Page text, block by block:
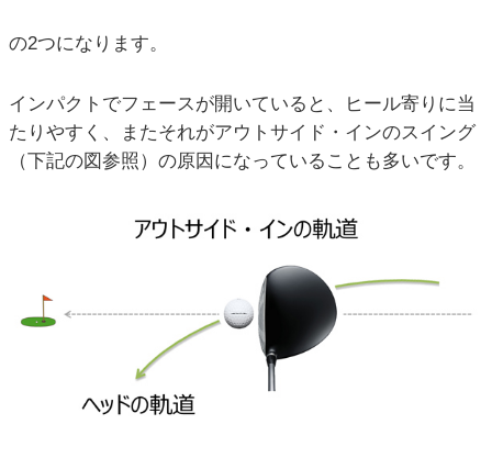
の2つになります。
インパクトでフェースが開いていると、ヒール寄りに当
たりやすく、またそれがアウトサイド・インのスイング
（下記の図参照）の原因になっていることも多いです。